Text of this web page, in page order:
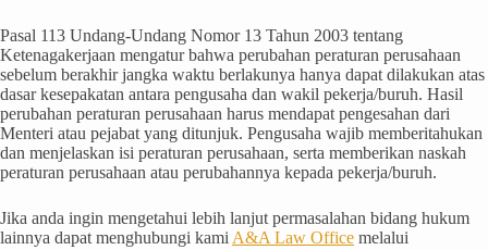
Pasal 113 Undang-Undang Nomor 13 Tahun 2003 tentang
Ketenagakerjaan mengatur bahwa perubahan peraturan perusahaan
sebelum berakhir jangka waktu berlakunya hanya dapat dilakukan atas
dasar kesepakatan antara pengusaha dan wakil pekerja/buruh. Hasil
perubahan peraturan perusahaan harus mendapat pengesahan dari
Menteri atau pejabat yang ditunjuk. Pengusaha wajib memberitahukan
dan menjelaskan isi peraturan perusahaan, serta memberikan naskah
peraturan perusahaan atau perubahannya kepada pekerja/buruh.
Jika anda ingin mengetahui lebih lanjut permasalahan bidang hukum
lainnya dapat menghubungi kami A&A Law Office melalui